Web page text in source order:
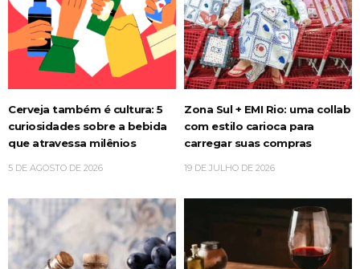
Cerveja também é cultura: 5
curiosidades sobre a bebida
que atravessa milênios
5 DE AGOSTO DE 2026
Zona Sul + EMI Rio: uma collab
com estilo carioca para
carregar suas compras
19 DE JULHO DE 2026